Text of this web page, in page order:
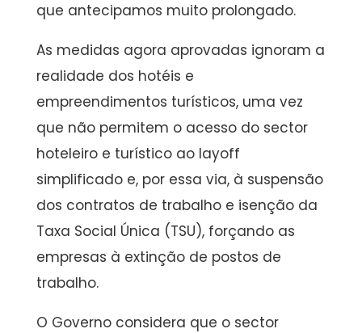
que antecipamos muito prolongado.
As medidas agora aprovadas ignoram a
realidade dos hotéis e
empreendimentos turísticos, uma vez
que não permitem o acesso do sector
hoteleiro e turístico ao layoff
simplificado e, por essa via, à suspensão
dos contratos de trabalho e isenção da
Taxa Social Única (TSU), forçando as
empresas à extinção de postos de
trabalho.
O Governo considera que o sector